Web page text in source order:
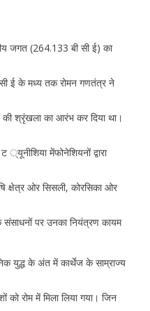
जगत (264.133 बी सी ई) का
ई के मध्य तक रोमन गणतंत्र ने
श्रृंखला का आरंभ कर दिया था।
मेंफोनेशियनों द्वारा
क्षेत्र ओर सिसली, कोरसिका ओर
संसाधनों पर उनका नियंत्रण कायम
युद्ध के अंत में कार्थेज के साम्राज्य
रोम में मिला लिया गया। जिन